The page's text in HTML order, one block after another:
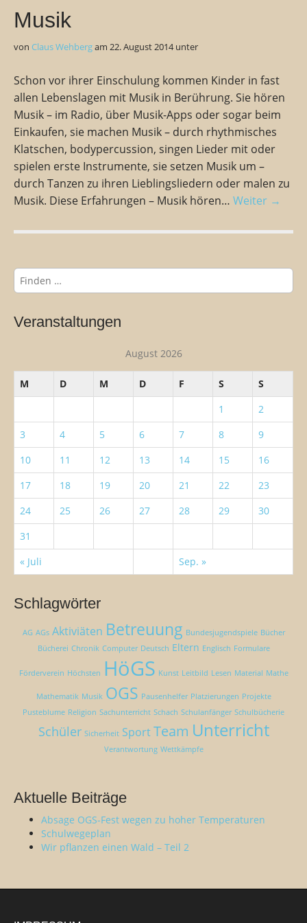
Musik
von Claus Wehbergam 22. August 2014unter
Schon vor ihrer Einschulung kommen Kinder in fast
allen Lebenslagen mit Musik in Berührung. Sie hören
Musik – im Radio, über Musik-Apps oder sogar beim
Einkaufen, sie machen Musik – durch rhythmisches
Klatschen, bodypercussion, singen Lieder mit oder
spielen erste Instrumente, sie setzen Musik um –
durch Tanzen zu ihren Lieblingsliedern oder malen zu
Musik. Diese Erfahrungen – Musik hören… Weiter →
S
u
h
e
a
h
Veranstaltungen
August 2026
M D M D F S
S
1
2
3
4 5 6 7 8
9
10
11 12 13 14 15
16
17
18 19 20 21 22
23
24
25 26 27 28 29
30
31
« Juli
Sep. »
Schlagwörter
AG AGs Aktiviäten Betreuung Bundesjugendspiele Bücher
Bücherei Chronik Computer Deutsch Eltern Englisch Formulare
Förderverein Höchsten HöGS Kunst Leitbild Lesen Material Mathe
Mathematik Musik OGS Pausenhelfer Platzierungen Projekte
Pusteblume Religion Sachunterricht Schach Schulanfänger Schulbücherie
Schüler Sicherheit Sport Team Unterricht
Verantwortung Wettkämpfe
Aktuelle Beiträge
Absage OGS-Fest wegen zu hoher Temperaturen
Schulwegeplan
Wir pflanzen einen Wald – Teil 2